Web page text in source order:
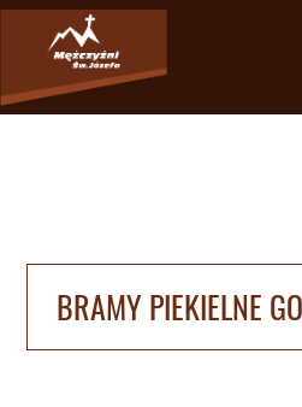
BRAMY PIEKIELNE